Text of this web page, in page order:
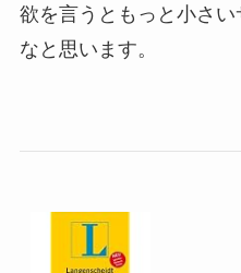
欲を言うともっと小さ
なと思います。